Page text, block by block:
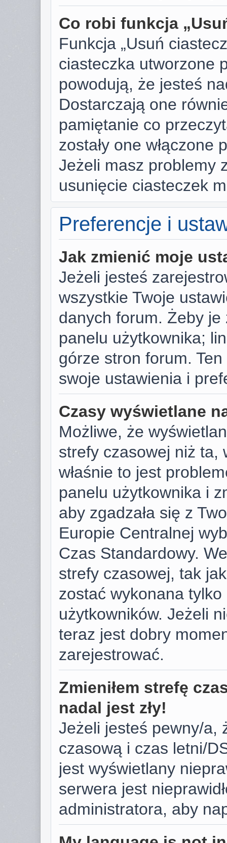
Co robi funkcja
Funkcja „Usuń
ciasteczka utworzone
powodują, że jesteś
Dostarczają one
pamiętanie co
zostały one
Jeżeli masz problemy
usunięcie ciasteczek
Preferencje i
Jak zmienić moje
Jeżeli jesteś
wszystkie Twoje
danych forum. Żeby
panelu użytkownika;
górze stron forum.
swoje ustawienia i
Czasy wyświetlane
Możliwe, że
strefy czasowej niż ta,
właśnie to jest
panelu użytkownika i
aby zgadzała się z
Europie Centralnej
Czas Standardowy.
strefy czasowej, tak
zostać wykonana
użytkowników. Jeżeli
teraz jest dobry
zarejestrować.
Zmieniłem strefę
nadal jest zły!
Jeżeli jesteś pewny/a,
czasową i czas letni/
jest wyświetlany
serwera jest
administratora, aby